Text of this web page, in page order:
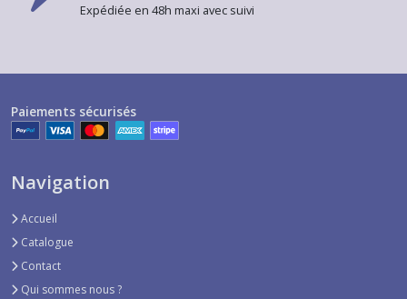
Expédiée en 48h maxi avec suivi
Paiements sécurisés
Navigation
Accueil
Catalogue
Contact
Qui sommes nous ?